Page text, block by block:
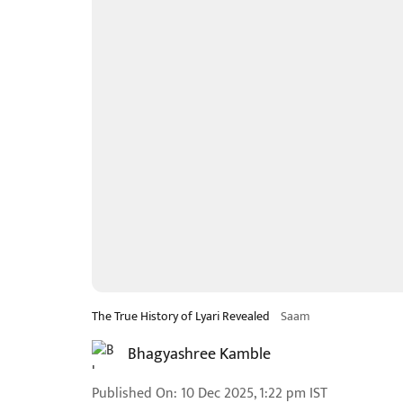
The True History of Lyari Revealed Saam
Bhagyashree Kamble
Published On: 10 Dec 2025, 1:22 pm IST